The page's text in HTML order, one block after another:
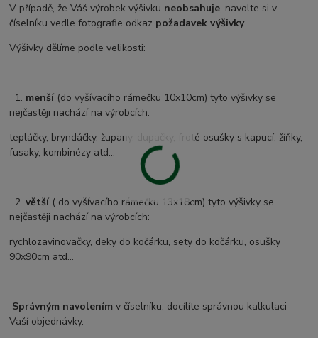
V případě, že Váš výrobek výšivku neobsahuje, navolte si v
číselníku vedle fotografie odkaz požadavek výšivky.
Výšivky dělíme podle velikosti:
1. menší (do vyšívacího rámečku 10x10cm) tyto výšivky se
nejčastěji nachází na výrobcích:
tepláčky, bryndáčky, župany, dupačky, froté osušky s kapucí, žíňky,
fusaky, kombinézy atd...
2.větší ( do vyšívacího rámečku 13x18cm) tyto výšivky se
nejčastěji nachází na výrobcích:
rychlozavinovačky, deky do kočárku, sety do kočárku, osušky
90x90cm atd...
Správným navolením v číselníku, docílíte správnou kalkulaci
Vaší objednávky.